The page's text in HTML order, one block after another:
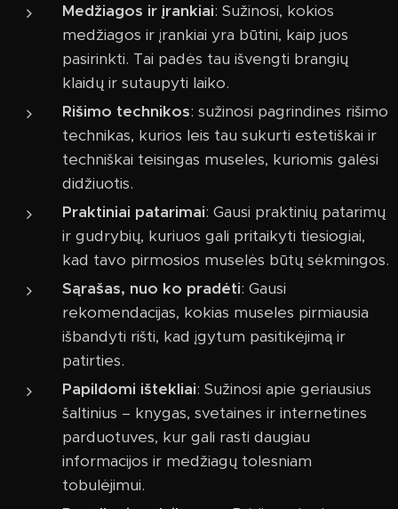
Medžiagos ir įrankiai: Sužinosi, kokios
medžiagos ir įrankiai yra būtini, kaip juos
pasirinkti. Tai padės tau išvengti brangių
klaidų ir sutaupyti laiko.
Rišimo technikos: sužinosi pagrindines rišimo
technikas, kurios leis tau sukurti estetiškai ir
techniškai teisingas museles, kuriomis galėsi
didžiuotis.
Praktiniai patarimai: Gausi praktinių patarimų
ir gudrybių, kuriuos gali pritaikyti tiesiogiai,
kad tavo pirmosios muselės būtų sėkmingos.
Sąrašas, nuo ko pradėti: Gausi
rekomendacijas, kokias museles pirmiausia
išbandyti rišti, kad įgytum pasitikėjimą ir
patirties.
Papildomi ištekliai: Sužinosi apie geriausius
šaltinius – knygas, svetaines ir internetines
parduotuves, kur gali rasti daugiau
informacijos ir medžiagų tolesniam
tobulėjimui.